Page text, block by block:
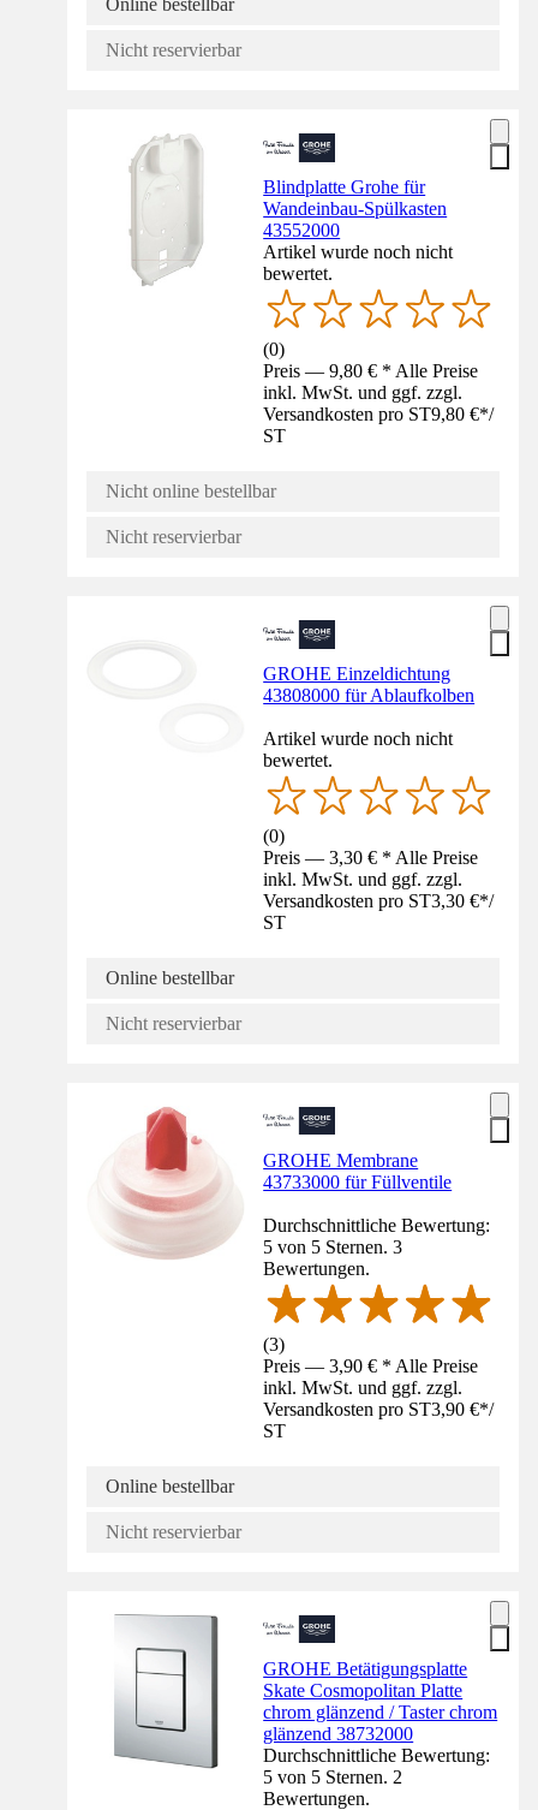
Online bestellbar
Nicht reservierbar
Blindplatte Grohe für
Wandeinbau-Spülkasten
43552000
Artikel wurde noch nicht
bewertet.
(0)
Preis — 9,80 € * Alle Preise
inkl. MwSt. und ggf. zzgl.
Versandkosten pro ST9,80 €*/
ST
Nicht online bestellbar
Nicht reservierbar
GROHE Einzeldichtung
43808000 für Ablaufkolben
Artikel wurde noch nicht
bewertet.
(0)
Preis — 3,30 € * Alle Preise
inkl. MwSt. und ggf. zzgl.
Versandkosten pro ST3,30 €*/
ST
Online bestellbar
Nicht reservierbar
GROHE Membrane
43733000 für Füllventile
Durchschnittliche Bewertung:
5 von 5 Sternen. 3
Bewertungen.
(3)
Preis — 3,90 € * Alle Preise
inkl. MwSt. und ggf. zzgl.
Versandkosten pro ST3,90 €*/
ST
Online bestellbar
Nicht reservierbar
GROHE Betätigungsplatte
Skate Cosmopolitan Platte
chrom glänzend / Taster chrom
glänzend 38732000
Durchschnittliche Bewertung:
5 von 5 Sternen. 2
Bewertungen.